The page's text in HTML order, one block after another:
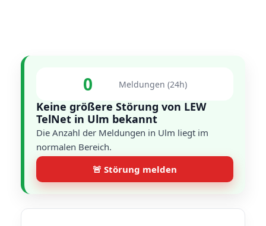
0 Meldungen (24h)
Keine größere Störung von LEW
TelNet in Ulm bekannt
Die Anzahl der Meldungen in Ulm liegt im
normalen Bereich.
🚨 Störung melden